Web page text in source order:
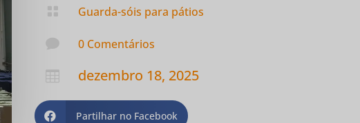
 Guarda-sóis para pátios
 0 Comentários
 dezembro 18, 2025
 Partilhar no Facebook